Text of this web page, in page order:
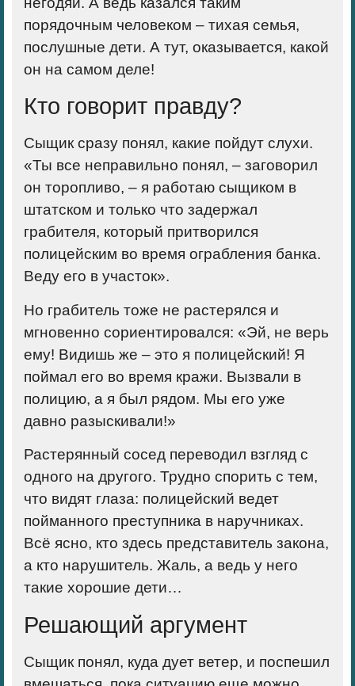
порядочным человеком – тихая семья,
послушные дети. А тут, оказывается, какой
он на самом деле!
Кто говорит правду?
Сыщик сразу понял, какие пойдут слухи.
«Ты все неправильно понял, – заговорил
он торопливо, – я работаю сыщиком в
штатском и только что задержал
грабителя, который притворился
полицейским во время ограбления банка.
Веду его в участок».
Но грабитель тоже не растерялся и
мгновенно сориентировался: «Эй, не верь
ему! Видишь же – это я полицейский! Я
поймал его во время кражи. Вызвали в
полицию, а я был рядом. Мы его уже
давно разыскивали!»
Растерянный сосед переводил взгляд с
одного на другого. Трудно спорить с тем,
что видят глаза: полицейский ведет
пойманного преступника в наручниках.
Всё ясно, кто здесь представитель закона,
а кто нарушитель. Жаль, а ведь у него
такие хорошие дети…
Решающий аргумент
Сыщик понял, куда дует ветер, и поспешил